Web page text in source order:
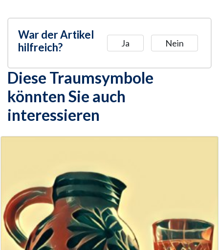
War der Artikel
hilfreich?
Ja Nein
Diese Traumsymbole
könnten Sie auch
interessieren